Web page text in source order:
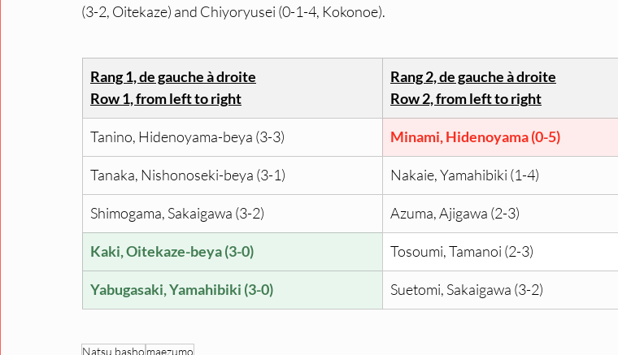
(3-2, Oitekaze) and Chiyoryusei (0-1-4, Kokonoe).
Rang 1, de gauche à droite
Row 1, from left to right
Rang 2, de gauche à droite
Row 2, from left to right
Tanino, Hidenoyama-beya (3-3) Minami, Hidenoyama (0-5)
Tanaka, Nishonoseki-beya (3-1) Nakaie, Yamahibiki (1-4)
Shimogama, Sakaigawa (3-2) Azuma, Ajigawa (2-3)
Kaki, Oitekaze-beya (3-0) Tosoumi, Tamanoi (2-3)
Yabugasaki, Yamahibiki (3-0) Suetomi, Sakaigawa (3-2)
Natsu basho maezumo